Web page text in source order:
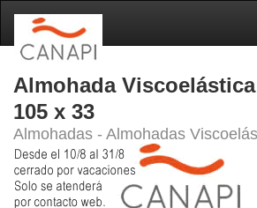
Almohada
105 x 33
Almohadas - Almohadas